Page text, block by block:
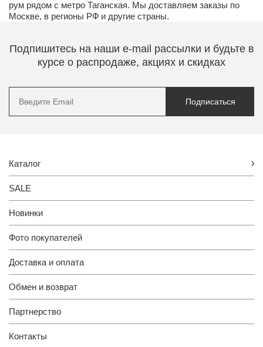
рум рядом с метро Таганская. Мы доставляем заказы по
Москве, в регионы РФ и другие страны.
Подпишитесь на наши e-mail рассылки и будьте в
курсе о распродаже, акциях и скидках
Подписаться
Каталог
SALE
Новинки
Фото покупателей
Доставка и оплата
Обмен и возврат
Партнерство
Контакты